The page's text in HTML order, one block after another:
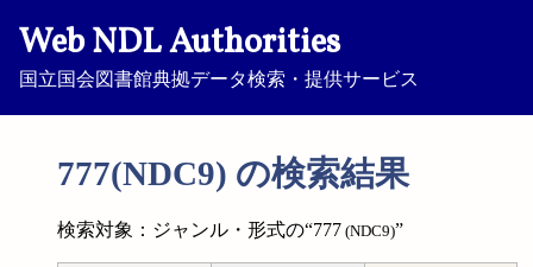
Web NDL Authorities
国立国会図書館典拠データ検索・提供サービス
777(NDC9) の検索結果
検索対象：ジャンル・形式の“777 (NDC9)”